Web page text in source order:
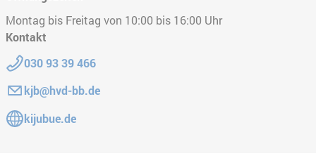
Montag bis Freitag von 10:00 bis 16:00 Uhr
Kontakt
Telefon:
030 93 39 466
E-Mail:kjb@hvd-bb.de
Gehe zur Website:
kijubue.de